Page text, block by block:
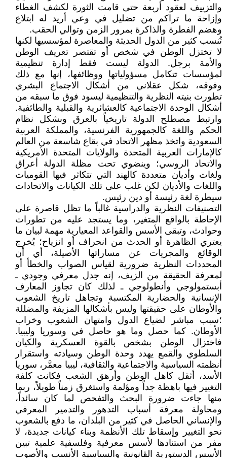
والتزييف لعقود أربعة حتى قامت الثورة لكشف الغطاء
وإزاحة ما تراكم من تضليل في وعي أريد له ابتلاع
وهضم الفطرة والذاكرة بمرور الزمن وتوالي الحقب.
تُنسب كثير من الدول الحديثة والمعاصرة لمؤسسيها لكنها
لا تختزل الوطن في شخص أو تقتصر تعريف الوطن
والأمة برجل. الدولة ليست فقط إدارة تنظيمية
لمؤسسات تتكامل مسؤولياتها ووظائفها، إنها مع ذلك
وفوقه، شكل عقلاني من أشكال الاجتماع البشري
تطورت بنيته النظرية والتنظيمية ليسود فوق ما سبقه من
أشكال الوحدة الاجتماعية كالعشائرية والقبلية والطائفية.
وارتبط مصطلح الدولة تاريخياً بالعرق وبشكل نظام
الحكم واللغة كالجمهورية الفرنسية، والمملكة العربية
السعودية واتخذ مظهر الاتحاد في بقاع شاسعة من العالم
كالإمارات العربية المتحدة والولايات المتحدة الأمريكية
والاتحاد الروسي؛ وينضوي تحت مظلة الدولة أعراق
ولغات وأديان متعددة كالهند التي تتكاثر فيها القوميات
واللغات والأديان لكن غلب على تلك الكيانات والاتحادات
سيطرة لغة رئيسة أو دين رئيس.
التصنيفات النظرية والدراسية غالباً ما تظل قاصرة على
الإحاطة بالواقع المتغير، وما يستجد عليه من تطورات
وحوادث، وتبقى الأسس والقواعد المعيارية مهمة لبيان ما
يعتري الظاهرة أو الحدث من انحراف أو انزياح؛ يُخرج
الوقائع والمجريات عن مساراتها الأصيلة، أي أن
المحددات النظرية ضرورية لقياس الصواب والخطأ أو
لمعرفة الحقيقة من الزيف، إنه جدل معرفي وجودي ـ
أبستمولوجي وأنطولوجي ـ لذلك كان تجاوز المعارف
الإنسانية والحضارية المكتسبة وتجاهل تاريخ الشعوب
والأوطان على حقيقتها وليس بأشكالها المزيفة والمضللة
؛سبب مباشر لضياع الدول وامتهان الشعوب وخراب
الأوطان. كما حصل وما هو حاصل في وسوريا وليبيا.
فاختزال الوطن بشخص بالقوة العسكرية والكيان
السلطوي والقمع يهدد وحدة الوطن وسيادته واستقرار
أنظمته السياسية والاجتماعية والثقافية، ليبيا معمَّر، سوريا
الأسد، أثقل كاهل الوطن وأرهق الشعب فكانت كلفة
التغيير فيها باهظة جداً ومؤلمة واستغرق زمناً طويلاً، ربما
منها جاءت ضرورة البحث والتفحص لما كان سائداً،
ومحاولة معرفة أسباب التدهور والتدمير المعرفي
والإنساني الحاصل في كثير من البلدان، ما دفع بالشعوب
نحو التغيير وإسقاط تلك الأنظمة وبناء كيانات جديدة، لا
مفر من استنادها لأسس معرفية وفلسفية علمية تبين
الأسس الدستورية القانونية والسياسية الأنسب والأصوب